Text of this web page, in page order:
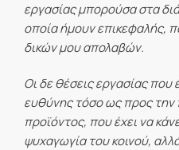
εργασίας μπορούσα στα
οποία ήμουν επικεφαλής,
δικών μου απολαβών.
Οι δε θέσεις εργασίας που
ευθύνης τόσο ως προς
προϊόντος, που έχει να
ψυχαγωγία του κοινού,